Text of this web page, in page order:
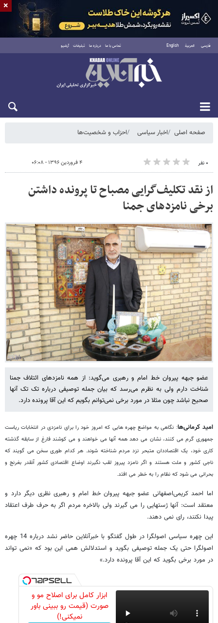
فارسی العربية English تماس با ما درباره ما تبلیغات آرشیو
شنبه ۱۷ مرداد ۱۴۰۵
صفحه اصلی اخبار سیاسی احزاب و شخصیت‌ها
۰ نفر ۴ فروردین ۱۳۹۶ - ۰۶:۰۸
از نقد تکلیف‌گرایی مصباح تا پرونده‌ داشتن
برخی نامزدهای جمنا
عضو جبهه پیروان خط امام و رهبری می‌گوید: از همه نامزدهای ائتلاف جمنا
شناخت دارم ولی به نظرم می‌رسد که بیان جمله توصیفی درباره تک تک آنها
صحیح نباشد چون مثلا در مورد برخی نمی‌توانم بگویم که این آقا پرونده دارد.
امید کرمانی‌ها: نگاهی به مواضع چهره هایی که امروز خود را برای نامزدی در انتخابات ریاست
جمهوری گرم می کنند، نشان می دهد همه آنها می خواهند و می کوشند فارغ از سابقه گذشته
کاری خود، یک اقتصاددان متبحر نزد مردم شناخته شوند. هر کدام طوری سخن می گویند که
ناجی کشور و ملت هستند و اگر نامزد پیروز لقب نگیرند اوضاع اقتصادی کشور آنقدر بغرنج و
بحرانی می شود که نظام را به خطر می افتد.
اما احمد کریمی‌اصفهانی عضو جبهه پیروان خط امام و رهبری نظری دیگر دارد و
معتقد است: آنها ژستهایی را می گیرند ولی بالاخره مردم اگر به حرف طرف اعتقاد
پیدا نکنند، رای نمی دهند.
این چهره سیاسی اصولگرا در طول گفتگو با خبرآنلاین حاضر نشد درباره 14 چهره
اصولگرا حتی یک جمله توصیفی بگوید و استدلالش همی این بود که «نمی تواند
در مورد برخی بگوید که این آقا پرونده دارد.»
ابزار کامل برای اصلاح مو و
صورت (قیمت رو ببینی باور
نمیکنی!)
×